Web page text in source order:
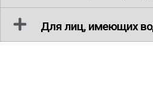
Для лиц, имеющих